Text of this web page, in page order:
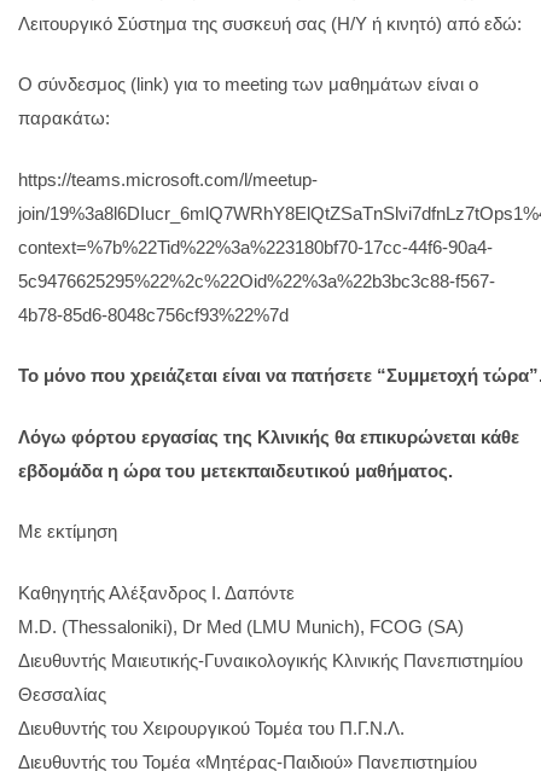
Λειτουργικό Σύστημα της συσκευή σας (Η/Υ ή κινητό) από εδώ:
Ο σύνδεσμος (link) για το meeting των μαθημάτων είναι ο
παρακάτω:
https://teams.microsoft.com/l/meetup-
join/
context=%7b%22Tid%22%3a%223180bf70-17cc-44f6-90a4-
5c9476625295%22%2c%22Oid%22%3a%22b3bc3c88-f567-
4b78-85d6-8048c756cf93%22%7d
Το μόνο που χρειάζεται είναι να πατήσετε “Συμμετοχή
Λόγω φόρτου εργασίας της Κλινικής θα επικυρώνεται κάθε
εβδομάδα η ώρα του μετεκπαιδευτικού μαθήματος.
Με εκτίμηση
Καθηγητής Αλέξανδρος Ι. Δαπόντε
M.D. (Thessaloniki), Dr Med (LMU Munich), FCOG (SA)
Διευθυντής Μαιευτικής-Γυναικολογικής Κλινικής Πανεπιστημίου
Θεσσαλίας
Διευθυντής του Χειρουργικού Τομέα του Π.Γ.Ν.Λ.
Διευθυντής του Τομέα «Μητέρας-Παιδιού» Πανεπιστημίου